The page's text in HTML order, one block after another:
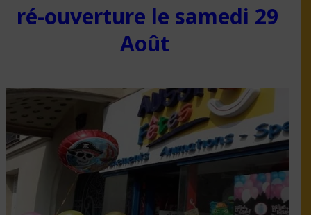
ré-ouverture le samedi 29
Août